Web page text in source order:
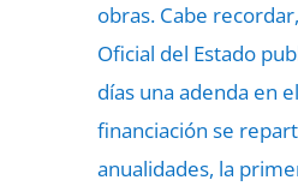
obras. Cabe
Oficial del Estado
días una adenda en
financiación se
anualidades, la